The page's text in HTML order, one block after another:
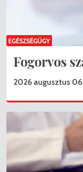
Fogorvos
2026 augusztus
EGÉSZSÉGÜGY